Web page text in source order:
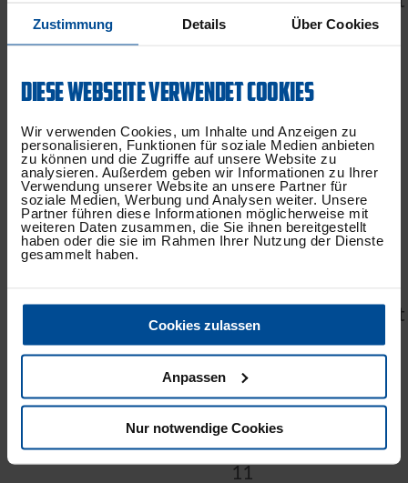
Zustimmung Details Über Cookies
DIESE WEBSEITE VERWENDET COOKIES
Wir verwenden Cookies, um Inhalte und Anzeigen zu
personalisieren, Funktionen für soziale Medien anbieten
zu können und die Zugriffe auf unsere Website zu
analysieren. Außerdem geben wir Informationen zu Ihrer
Verwendung unserer Website an unsere Partner für
soziale Medien, Werbung und Analysen weiter. Unsere
Partner führen diese Informationen möglicherweise mit
weiteren Daten zusammen, die Sie ihnen bereitgestellt
haben oder die sie im Rahmen Ihrer Nutzung der Dienste
gesammelt haben.
Cookies zulassen
Anpassen
Nur notwendige Cookies
711
m.heth(at)ksc.de
DIANA
Partnermanagement
&
Eventmanagement
11